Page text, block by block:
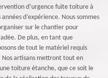
d’urgence fuite toiture à
d’expérience. Nous sommes
sur le chantier pour
De plus, en tant que
de tout le matériel requis
artisans mettront tout en
toiture étanche, que ce soit le